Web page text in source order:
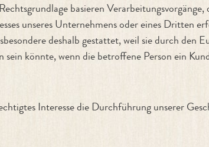
basieren Verarbeitungsvorgänge,
unseres Unternehmens oder eines Dritten
deshalb gestattet, weil sie durch den
könnte, wenn die betroffene Person ein
Interesse die Durchführung unserer